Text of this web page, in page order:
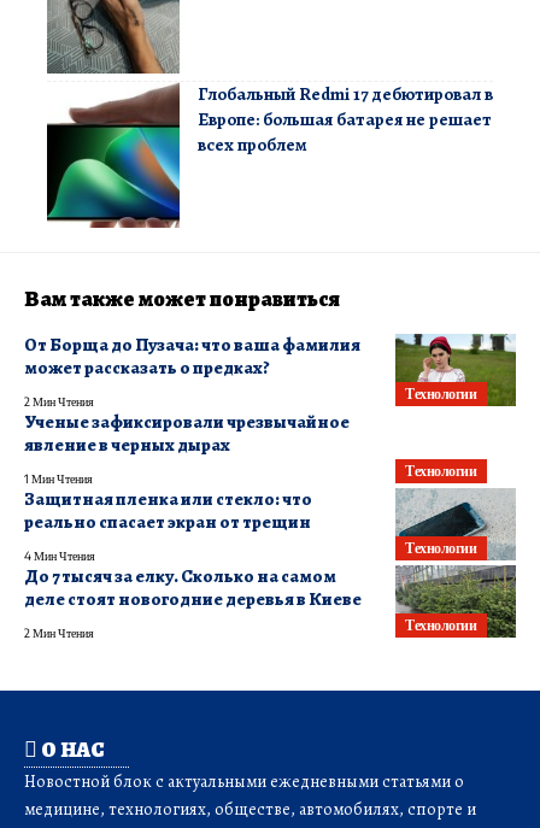
Глобальный Redmi 17 дебютировал в
Европе: большая батарея не решает
всех проблем
Вам также может понравиться
Технологии
От Борща до Пузача: что ваша фамилия
может рассказать о предках?
2 Мин Чтения
Технологии
Ученые зафиксировали чрезвычайное
явление в черных дырах
1 Мин Чтения
Технологии
Защитная пленка или стекло: что
реально спасает экран от трещин
4 Мин Чтения
Технологии
До 7 тысяч за елку. Сколько на самом
деле стоят новогодние деревья в Киеве
2 Мин Чтения
О НАС
Новостной блок с актуальными ежедневными статьями о
медицине, технологиях, обществе, автомобилях, спорте и